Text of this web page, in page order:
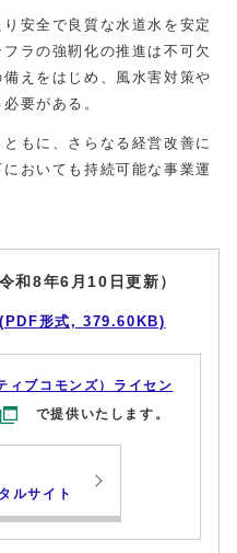
安全で良質な水道水を安定
ラの強靭化の推進は不可欠
えをはじめ、風水害対策や
要がある。
もに、さらなる経営改善に
おいても持続可能な事業運
和8年6月10日更新）
形式, 379.60KB)
ィブコモンズ）ライセン
で提供いたします。
ルサイト